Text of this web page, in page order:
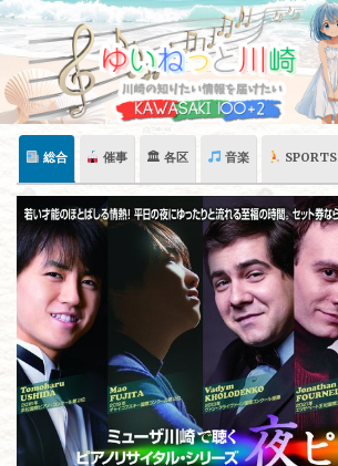
Skip
content
総合 催事 🏛 各区 音楽 SPORTS